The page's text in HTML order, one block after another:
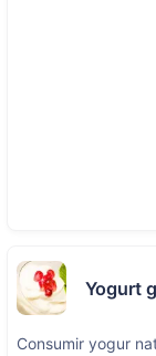
Yogurt
Consumir yogur